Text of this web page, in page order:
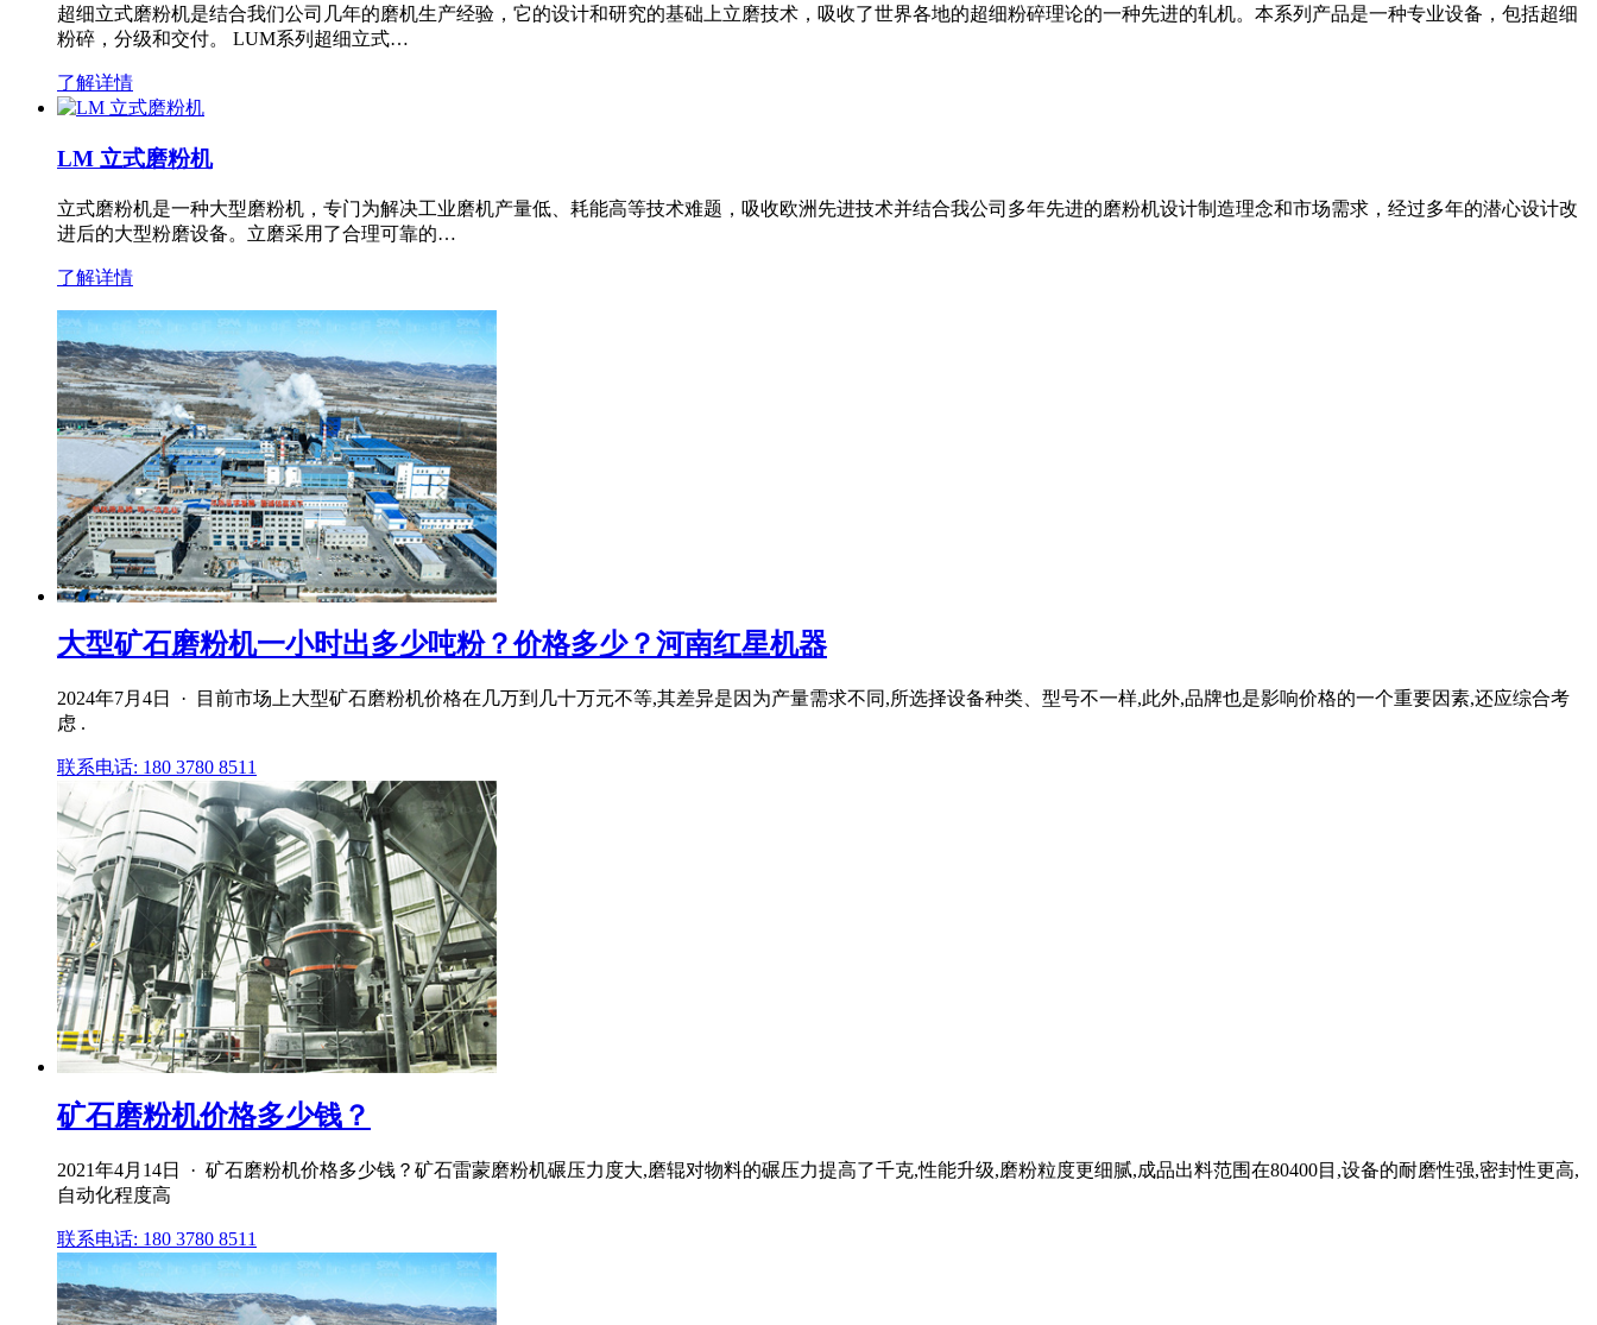
超细立式磨粉机是结合我们公司几年的磨机生产经验，它的设计和研究的基础上立磨技术，吸收了世界各地的超细粉碎理论的一种先进的轧机。本系列产品是一种专业设备，包括超细
粉碎，分级和交付。 LUM系列超细立式…
了解详情
LM 立式磨粉机
立式磨粉机是一种大型磨粉机，专门为解决工业磨机产量低、耗能高等技术难题，吸收欧洲先进技术并结合我公司多年先进的磨粉机设计制造理念和市场需求，经过多年的潜心设计改
进后的大型粉磨设备。立磨采用了合理可靠的…
了解详情
大型矿石磨粉机一小时出多少吨粉？价格多少？河南红星机器
2024年7月4日 · 目前市场上大型矿石磨粉机价格在几万到几十万元不等,其差异是因为产量需求不同,所选择设备种类、型号不一样,此外,品牌也是影响价格的一个重要因素,还应综合考
虑 .
联系电话: 180 3780 8511
矿石磨粉机价格多少钱？
2021年4月14日 · 矿石磨粉机价格多少钱？矿石雷蒙磨粉机碾压力度大,磨辊对物料的碾压力提高了千克,性能升级,磨粉粒度更细腻,成品出料范围在80400目,设备的耐磨性强,密封性更高,
自动化程度高
联系电话: 180 3780 8511